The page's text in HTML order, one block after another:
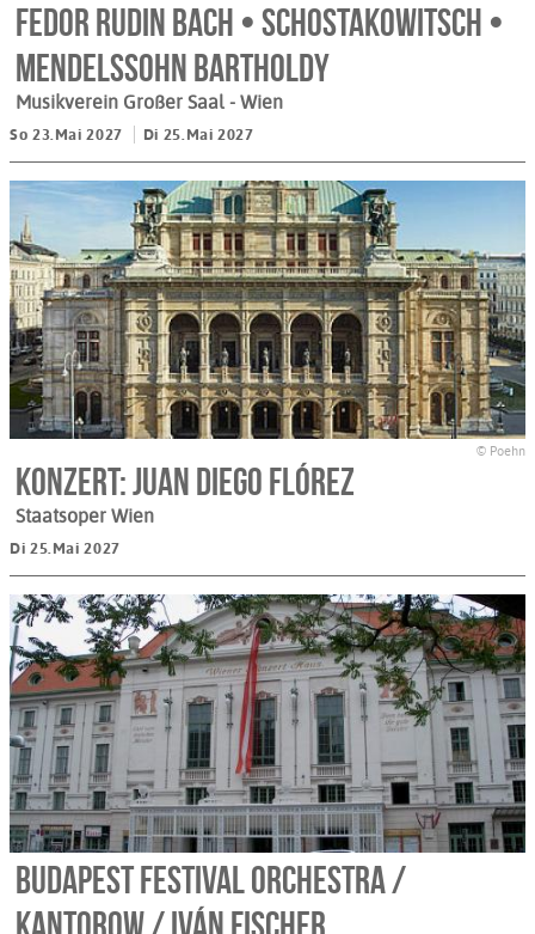
Fedor Rudin Bach • Schostakowitsch •
Mendelssohn Bartholdy
Musikverein Großer Saal - Wien
So 23.Mai 2027 Di 25.Mai 2027
© Poehn
Konzert: Juan Diego Flórez
Staatsoper Wien
Di 25.Mai 2027
Budapest Festival Orchestra /
Kantorow / Iván Fischer